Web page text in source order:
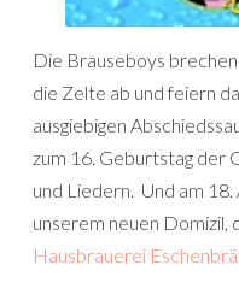
Die Brauseboys
die Zelte ab und feiern
ausgiebigen
zum 16. Geburtstag der
und Liedern. Und am
unserem neuen Domizil,
Hausbrauerei